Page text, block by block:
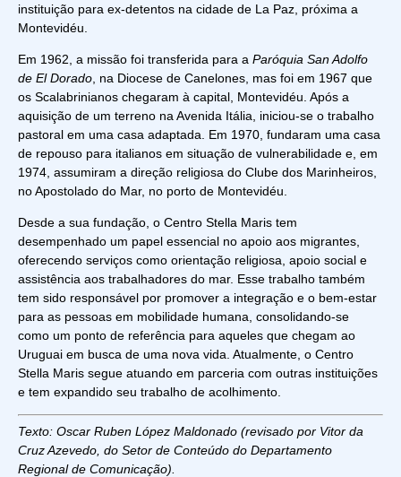
instituição para ex-detentos na cidade de La Paz, próxima a
Montevidéu.
Em 1962, a missão foi transferida para a Paróquia San Adolfo
de El Dorado , na Diocese de Canelones, mas foi em 1967 que
os Scalabrinianos chegaram à capital, Montevidéu. Após a
aquisição de um terreno na Avenida Itália, iniciou-se o trabalho
pastoral em uma casa adaptada. Em 1970, fundaram uma casa
de repouso para italianos em situação de vulnerabilidade e, em
1974, assumiram a direção religiosa do Clube dos Marinheiros,
no Apostolado do Mar, no porto de Montevidéu.
Desde a sua fundação, o Centro Stella Maris tem
desempenhado um papel essencial no apoio aos migrantes,
oferecendo serviços como orientação religiosa, apoio social e
assistência aos trabalhadores do mar. Esse trabalho também
tem sido responsável por promover a integração e o bem-estar
para as pessoas em mobilidade humana, consolidando-se
como um ponto de referência para aqueles que chegam ao
Uruguai em busca de uma nova vida. Atualmente, o Centro
Stella Maris segue atuando em parceria com outras instituições
e tem expandido seu trabalho de acolhimento.
Texto: Oscar Ruben López Maldonado (revisado por Vitor da
Cruz Azevedo, do Setor de Conteúdo do Departamento
Regional de Comunicação).